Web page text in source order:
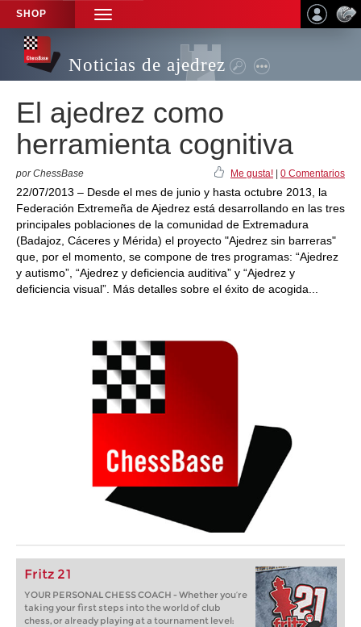
SHOP
TOGGLE
NAVIGATION
Noticias de ajedrez
El ajedrez como
herramienta cognitiva
por ChessBase Me gusta! 0 Comentarios
22/07/2013 – Desde el mes de junio y hasta octubre 2013, la
Federación Extremeña de Ajedrez está desarrollando en las tres
principales poblaciones de la comunidad de Extremadura
(Badajoz, Cáceres y Mérida) el proyecto "Ajedrez sin barreras"
que, por el momento, se compone de tres programas: “Ajedrez
y autismo”, “Ajedrez y deficiencia auditiva” y “Ajedrez y
deficiencia visual”. Más detalles sobre el éxito de acogida...
Fritz 21
YOUR PERSONAL CHESS COACH - Whether you’re
taking your first steps into the world of club
chess, or already playing at a tournament level: